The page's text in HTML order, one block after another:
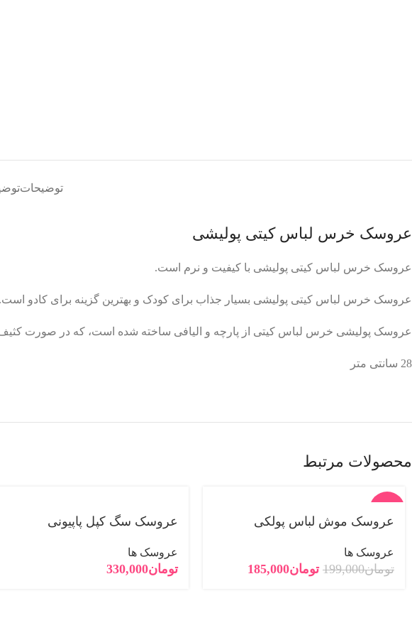
توضیحات
عروسک خرس لباس کیتی پولیشی
عروسک خرس لباس کیتی پولیشی با کیفیت و نرم است.
عروسک خرس لباس کیتی پولیشی بسیار جذاب برای کودک و بهترین گزینه برای کادو است.
عروسک پولیشی خرس لباس کیتی از پارچه و الیافی ساخته شده است، که در صورت
28 سانتی متر
محصولات مرتبط
شده
عروسک موش لباس پولکی
عروسک ها
تومان199,000 تومان185,000
عروسک سگ کپل پاپیونی
عروسک ها
تومان330,000
اینستاگرام